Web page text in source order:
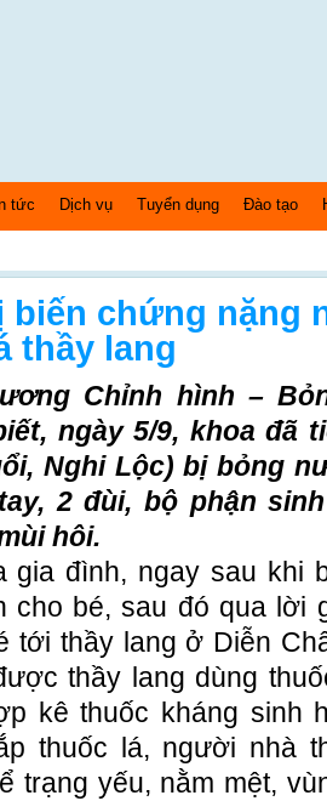
tức Dịch vụ Tuyển dụng Đào tạo
biến chứng nặng
thầy lang
Chỉnh hình –
ngày 5/9, khoa đã
Nghi Lộc) bị bỏng
2 đùi, bộ phận
hôi.
gia đình, ngay sau khi
cho bé, sau đó qua lời
tới thầy lang ở Diễn
thầy lang dùng
kê thuốc kháng sinh
thuốc lá, người nhà
trạng yếu, nằm mệt,